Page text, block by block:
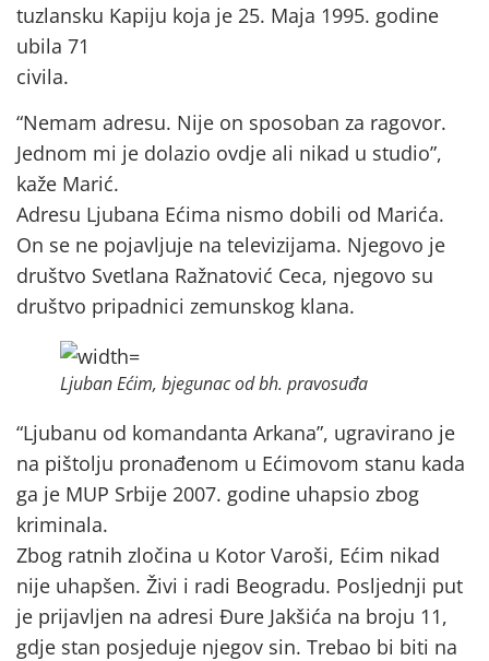
tuzlansku Kapiju koja je 25. Maja 1995. godine
ubila 71
civila.
“Nemam adresu. Nije on sposoban za ragovor.
Jednom mi je dolazio ovdje ali nikad u studio”,
kaže Marić.
Adresu Ljubana Ećima nismo dobili od Marića.
On se ne pojavljuje na televizijama. Njegovo je
društvo Svetlana Ražnatović Ceca, njegovo su
društvo pripadnici zemunskog klana.
Ljuban Ećim, bjegunac od bh. pravosuđa
“Ljubanu od komandanta Arkana”, ugravirano je
na pištolju pronađenom u Ećimovom stanu kada
ga je MUP Srbije 2007. godine uhapsio zbog
kriminala.
Zbog ratnih zločina u Kotor Varoši, Ećim nikad
nije uhapšen. Živi i radi Beogradu. Posljednji put
je prijavljen na adresi Đure Jakšića na broju 11,
gdje stan posjeduje njegov sin. Trebao bi biti na